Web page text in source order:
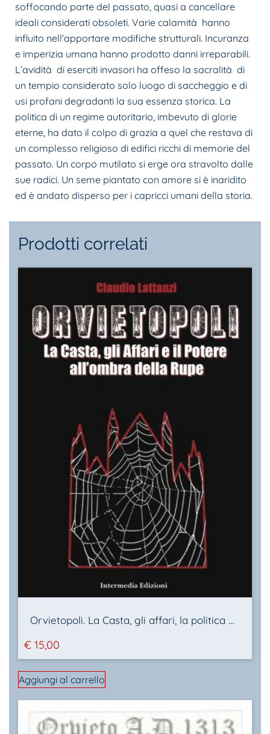
soffocando parte del passato, quasi a cancellare
ideali considerati obsoleti. Varie calamità hanno
influito nell’apportare modifiche strutturali. Incuranza
e imperizia umana hanno prodotto danni irreparabili.
L’avidità di eserciti invasori ha offeso la sacralità di
un tempio considerato solo luogo di saccheggio e di
usi profani degradanti la sua essenza storica. La
politica di un regime autoritario, imbevuto di glorie
eterne, ha dato il colpo di grazia a quel che restava di
un complesso religioso di edifici ricchi di memorie del
passato. Un corpo mutilato si erge ora stravolto dalle
sue radici. Un seme piantato con amore si è inaridito
ed è andato disperso per i capricci umani della storia.
Prodotti correlati
Orvietopoli. La Casta, gli affari, la politica all’ombra della Rupe
€ 15,00
Aggiungi al carrello